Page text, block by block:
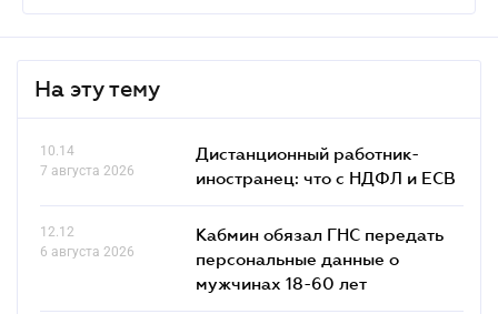
На эту тему
10.14
7 августа 2026
Дистанционный работник-
иностранец: что с НДФЛ и ЕСВ
12.12
6 августа 2026
Кабмин обязал ГНС передать
персональные данные о
мужчинах 18-60 лет